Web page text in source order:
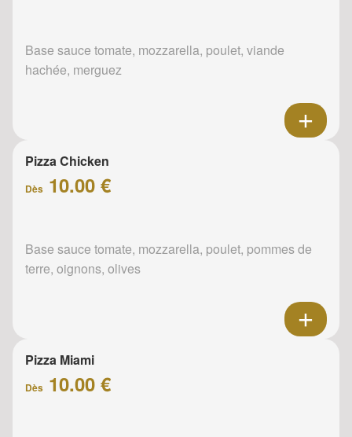
Base sauce tomate, mozzarella, poulet, viande
hachée, merguez
Pizza Chicken
Dès 10.00 €
Base sauce tomate, mozzarella, poulet, pommes de
terre, oignons, olives
Pizza Miami
Dès 10.00 €